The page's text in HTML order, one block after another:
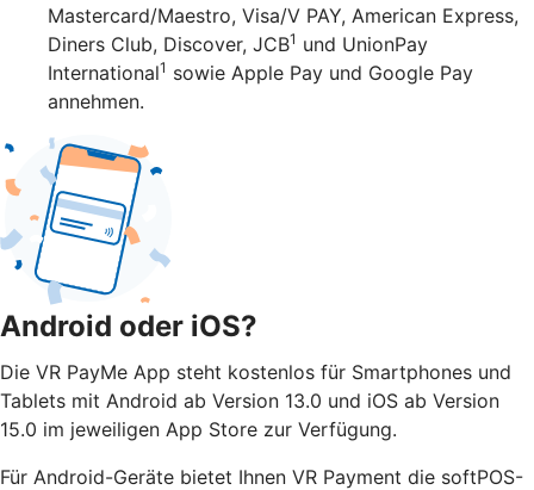
Mastercard/Maestro, Visa/V PAY, American Express,
Diners Club, Discover, JCB1 und UnionPay
International1 sowie Apple Pay und Google Pay
annehmen.
Android oder iOS?
Die VR PayMe App steht kostenlos für Smartphones und
Tablets mit Android ab Version 13.0 und iOS ab Version
15.0 im jeweiligen App Store zur Verfügung.
Für Android-Geräte bietet Ihnen VR Payment die softPOS-